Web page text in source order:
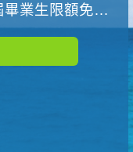
限額免費參加